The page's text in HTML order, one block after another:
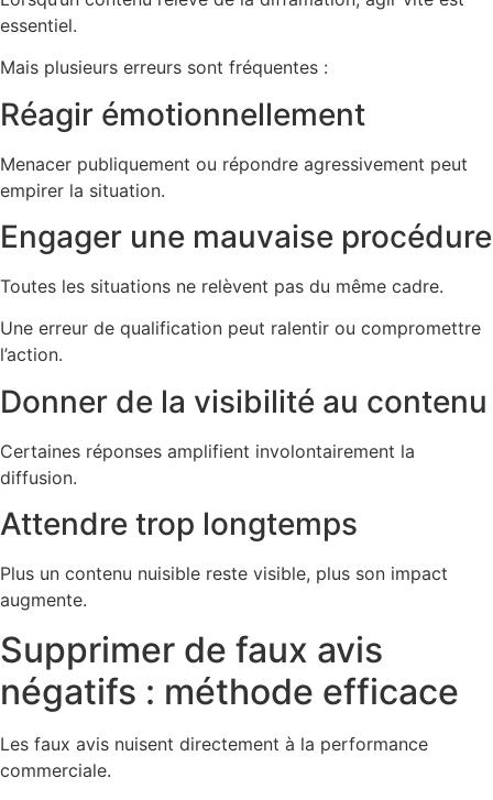
essentiel.
Mais plusieurs erreurs sont fréquentes :
Réagir émotionnellement
Menacer publiquement ou répondre agressivement peut
empirer la situation.
Engager une mauvaise procédure
Toutes les situations ne relèvent pas du même cadre.
Une erreur de qualification peut ralentir ou compromettre
l’action.
Donner de la visibilité au contenu
Certaines réponses amplifient involontairement la
diffusion.
Attendre trop longtemps
Plus un contenu nuisible reste visible, plus son impact
augmente.
Supprimer de faux avis
négatifs : méthode efficace
Les faux avis nuisent directement à la performance
commerciale.